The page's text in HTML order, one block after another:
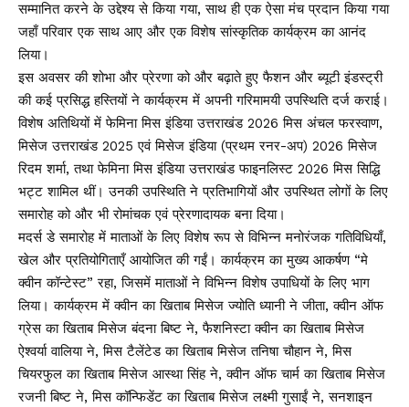
सम्मानित करने के उद्देश्य से किया गया, साथ ही एक ऐसा मंच प्रदान किया गया
जहाँ परिवार एक साथ आए और एक विशेष सांस्कृतिक कार्यक्रम का आनंद
लिया।
इस अवसर की शोभा और प्रेरणा को और बढ़ाते हुए फैशन और ब्यूटी इंडस्ट्री
की कई प्रसिद्ध हस्तियों ने कार्यक्रम में अपनी गरिमामयी उपस्थिति दर्ज कराई।
विशेष अतिथियों में फेमिना मिस इंडिया उत्तराखंड 2026 मिस अंचल फरस्वाण,
मिसेज उत्तराखंड 2025 एवं मिसेज इंडिया (प्रथम रनर-अप) 2026 मिसेज
रिदम शर्मा, तथा फेमिना मिस इंडिया उत्तराखंड फाइनलिस्ट 2026 मिस सिद्धि
भट्ट शामिल थीं। उनकी उपस्थिति ने प्रतिभागियों और उपस्थित लोगों के लिए
समारोह को और भी रोमांचक एवं प्रेरणादायक बना दिया।
मदर्स डे समारोह में माताओं के लिए विशेष रूप से विभिन्न मनोरंजक गतिविधियाँ,
खेल और प्रतियोगिताएँ आयोजित की गईं। कार्यक्रम का मुख्य आकर्षण “मे
क्वीन कॉन्टेस्ट” रहा, जिसमें माताओं ने विभिन्न विशेष उपाधियों के लिए भाग
लिया। कार्यक्रम में क्वीन का खिताब मिसेज ज्योति ध्यानी ने जीता, क्वीन ऑफ
ग्रेस का खिताब मिसेज बंदना बिष्ट ने, फैशनिस्टा क्वीन का खिताब मिसेज
ऐश्वर्या वालिया ने, मिस टैलेंटेड का खिताब मिसेज तनिषा चौहान ने, मिस
चियरफुल का खिताब मिसेज आस्था सिंह ने, क्वीन ऑफ चार्म का खिताब मिसेज
रजनी बिष्ट ने, मिस कॉन्फिडेंट का खिताब मिसेज लक्ष्मी गुसाईं ने, सनशाइन